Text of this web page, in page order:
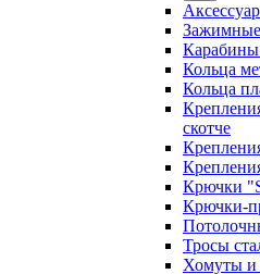
Зажимные
Карабины
Кольца
Кольца
скотче
Крючки
Крючки-
Тросы
Хомуты и